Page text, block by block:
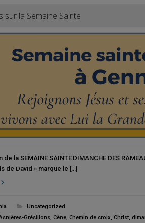
sur la Semaine Sainte
de la SEMAINE SAINTE DIMANCHE DES
de David » marque le […]
Uncategorized
Asnières-Grésillons, Cène, Chemin de croix, Christ,